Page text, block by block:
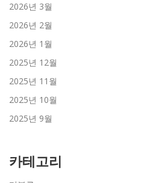
2026년 3월
2026년 2월
2026년 1월
2025년 12월
2025년 11월
2025년 10월
2025년 9월
카테고리